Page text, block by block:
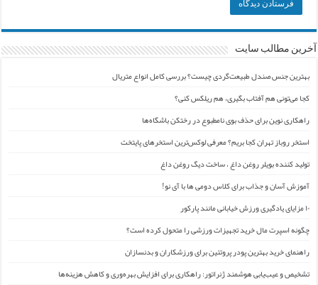
آخرین مطالب سایت
بهترین جنس صندل طبیعت‌گردی چیست؟ بررسی کامل انواع متریال
کجا می‌تونی هم آفتاب بگیری، هم ریلکس کنی؟
راهکاری نوین برای حذف بوی نامطبوع در رختکن باشگاه‌ها
استخر روباز تهران کجا بریم؟ معرفی لوکس‌ترین استخرهای پایتخت
تولید کننده بویلر روغن داغ ، ساخت دیگ روغن داغ
آموزش آسان و جذاب برای کلاس دومی ها با آی نو!
۱۰ مزایای یادگیری ورزش خیابانی مانند پارکور
چگونه اسپرت مال خرید تجهیزات ورزشی را متحول کرده است؟
راهنمای خرید بهترین پودر پروتئین برای ورزشکاران و بدنسازان
تشخیص و عیب‌یابی هوشمند ژنراتور: راهکاری برای افزایش بهره‌وری و کاهش هزینه‌ها